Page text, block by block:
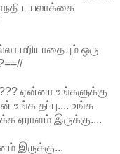
டயலாக்கை
மரியாதையும் ஒரு
ஏன்னா உங்களுக்கு
உங்க தப்பு.... உங்க
ஏராளம் இருக்கு....
இருக்கு...